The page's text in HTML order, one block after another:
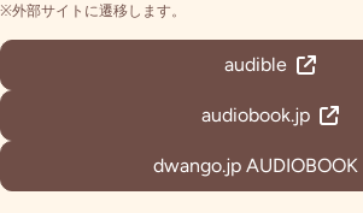
※外部サイトに遷移します。
audible
audiobook.jp
dwango.jp AUDIOBOOK